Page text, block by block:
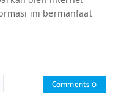
ini bermanfaat
Comments 0